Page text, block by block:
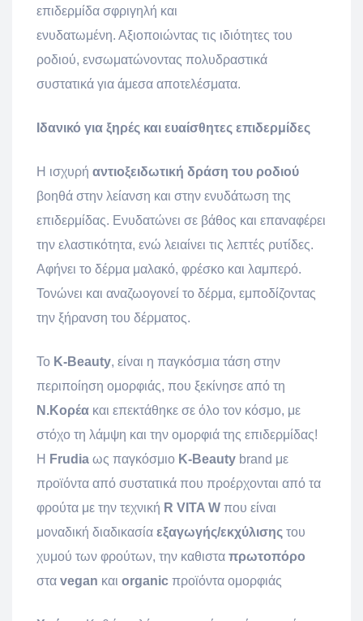
επιδερμίδα σφριγηλή και
ενυδατωμένη. Αξιοποιώντας τις ιδιότητες του
ροδιού, ενσωματώνοντας πολυδραστικά
συστατικά για άμεσα αποτελέσματα.
Ιδανικό για ξηρές και ευαίσθητες επιδερμίδες
Η ισχυρή αντιοξειδωτική δράση του ροδιού
βοηθά στην λείανση και στην ενυδάτωση της
επιδερμίδας. Ενυδατώνει σε βάθος και επαναφέρει
την ελαστικότητα, ενώ λειαίνει τις λεπτές ρυτίδες.
Αφήνει το δέρμα μαλακό, φρέσκο ​​και λαμπερό.
Τονώνει και αναζωογονεί το δέρμα, εμποδίζοντας
την ξήρανση του δέρματος.
Το K-Beauty, είναι η παγκόσμια τάση στην
περιποίηση ομορφιάς, που ξεκίνησε από τη
Ν.Κορέα και επεκτάθηκε σε όλο τον κόσμο, με
στόχο τη λάμψη και την ομορφιά της επιδερμίδας!
Η Frudia ως παγκόσμιο K-Beauty brand με
προϊόντα από συστατικά που προέρχονται από τα
φρούτα με την τεχνική R VITA W που είναι
μοναδική διαδικασία εξαγωγής/εκχύλισης του
χυμού των φρούτων, την καθιστα πρωτοπόρο
στα vegan και organic προϊόντα ομορφιάς